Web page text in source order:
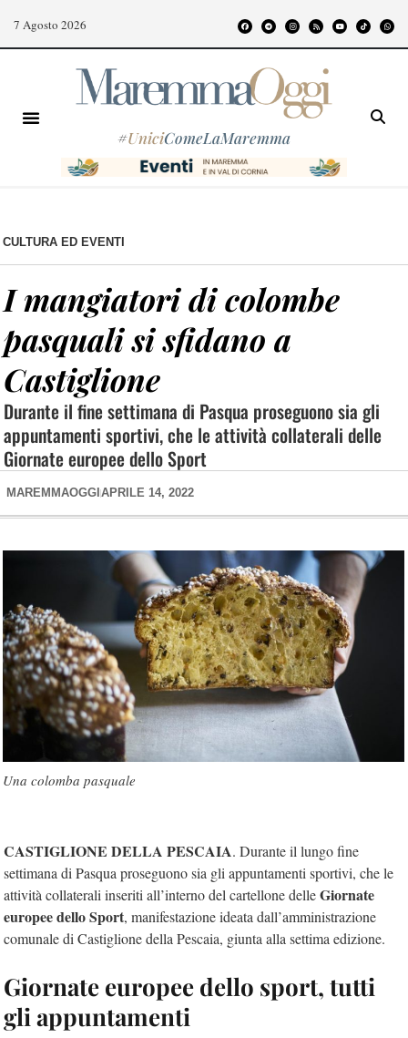
7 Agosto 2026
#UniciComeLaMaremma
CULTURA ED EVENTI
I mangiatori di colombe
pasquali si sfidano a
Castiglione
Durante il fine settimana di Pasqua proseguono sia gli
appuntamenti sportivi, che le attività collaterali delle
Giornate europee dello Sport
MAREMMAOGGI APRILE 14, 2022
Una colomba pasquale
CASTIGLIONE DELLA PESCAIA. Durante il lungo fine
settimana di Pasqua proseguono sia gli appuntamenti sportivi, che le
attività collaterali inseriti all’interno del cartellone delleGiornate
europee dello Sport, manifestazione ideata dall’amministrazione
comunale di Castiglione della Pescaia, giunta alla settima edizione.
Giornate europee dello sport, tutti
gli appuntamenti